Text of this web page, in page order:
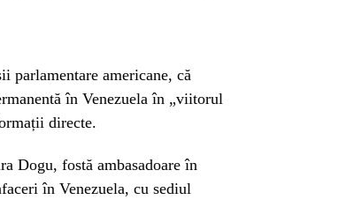
parlamentare americane, că
în Venezuela în „viitorul
directe.
Dogu, fostă ambasadoare în
în Venezuela, cu sediul